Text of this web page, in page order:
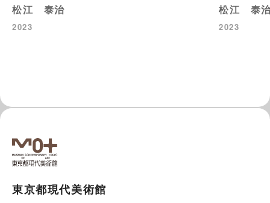
松江 泰治
2023
松江 泰
2023
東京都現代美術館